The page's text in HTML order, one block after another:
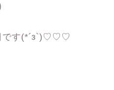
です(*´з`)♡♡♡